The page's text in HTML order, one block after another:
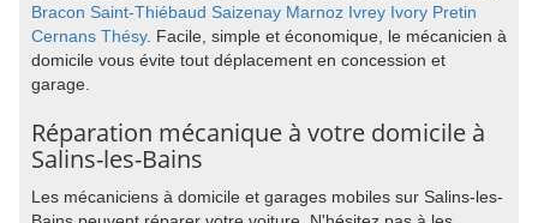
Bracon Saint-Thiébaud Saizenay Marnoz Ivrey Ivory Pretin
Cernans Thésy. Facile, simple et économique, le mécanicien à
domicile vous évite tout déplacement en concession et
garage.
Réparation mécanique à votre domicile à
Salins-les-Bains
Les mécaniciens à domicile et garages mobiles sur Salins-les-